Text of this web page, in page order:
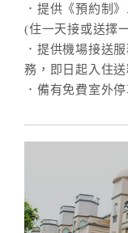
．提供《預約制
(住一天接或送擇
．提供機場接送
務，即日起入住送
．備有免費室外